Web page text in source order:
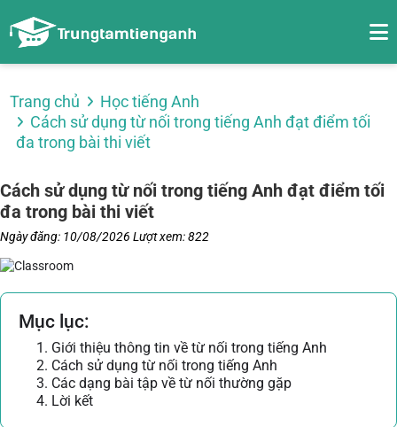
Trang chủ
Học tiếng Anh
Cách sử dụng từ nối trong tiếng Anh đạt điểm tối
đa trong bài thi viết
Cách sử dụng từ nối trong tiếng Anh đạt điểm tối
đa trong bài thi viết
Ngày đăng: 10/08/2026 Lượt xem: 822
Mục lục:
1. Giới thiệu thông tin về từ nối trong tiếng Anh
2. Cách sử dụng từ nối trong tiếng Anh
3. Các dạng bài tập về từ nối thường gặp
4. Lời kết